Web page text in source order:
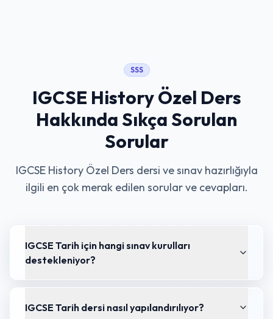
SSS
IGCSE History Özel Ders
Hakkında Sıkça Sorulan
Sorular
IGCSE History Özel Ders dersi ve sınav hazırlığıyla
ilgili en çok merak edilen sorular ve cevapları.
IGCSE Tarih için hangi sınav kurulları
destekleniyor?
IGCSE Tarih dersi nasıl yapılandırılıyor?